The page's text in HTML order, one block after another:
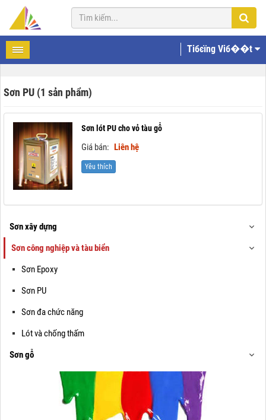
Tiбєїng Viб��t
Sơn PU (1 sản phẩm)
Sơn lót PU cho vỏ tàu gỗ
Giá bán: Liên hệ
Yêu thích
Sơn xây dựng
Sơn công nghiệp và tàu biển
Sơn Epoxy
Sơn PU
Sơn đa chức năng
Lót và chống thấm
Sơn gỗ